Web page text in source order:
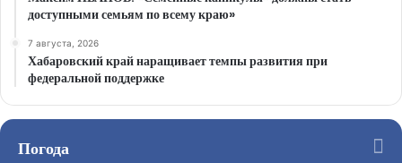
доступными семьям по всему краю»
7 августа, 2026
Хабаровский край наращивает темпы развития при
федеральной поддержке
Погода